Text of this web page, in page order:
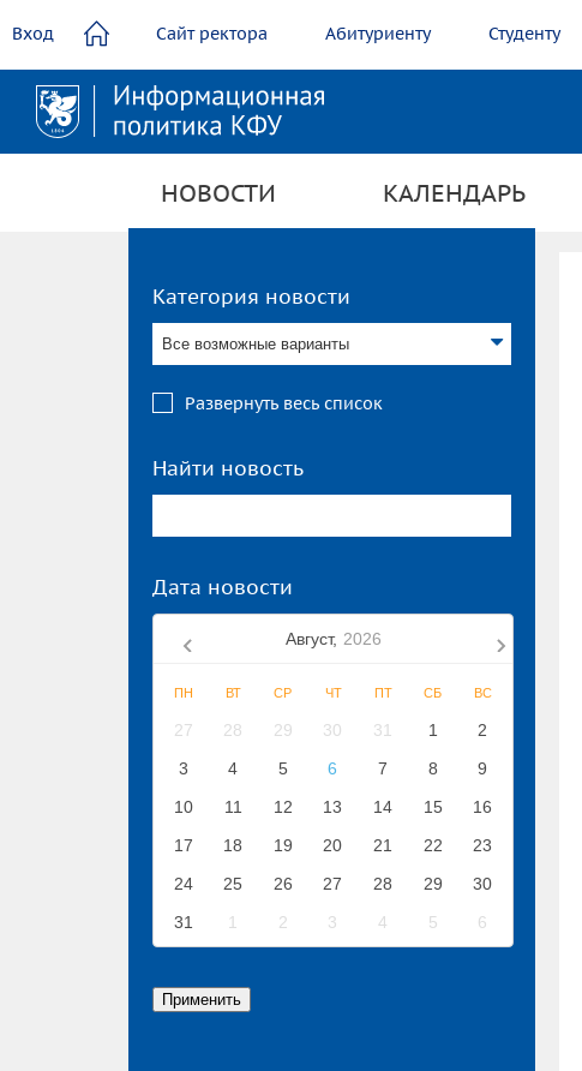
содержанию
Вход Сайт ректора Абитуриенту Студенту
НОВОСТИ КАЛЕНДАРЬ
Категория новости
Все возможные варианты
Развернуть весь список
Найти новость
Дата новости
Август, 2026
ПН ВТ СР ЧТ ПТ СБ ВС
27 28 29 30 31 1
2
3
4 5 6 7 8
9
10
11 12 13 14 15
16
17
18 19 20 21 22
23
24
25 26 27 28 29
30
31
1 2 3 4 5 6